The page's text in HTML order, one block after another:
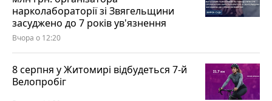
нарколабораторії зі Звягельщини
засуджено до 7 років ув'язнення
Вчора о 12:20
8 серпня у Житомирі відбудеться 7-й
Велопробіг